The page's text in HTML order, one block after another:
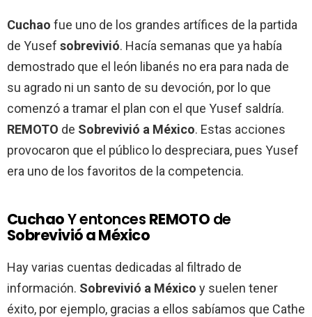
Cuchao fue uno de los grandes artífices de la partida
de Yusef sobrevivió. Hacía semanas que ya había
demostrado que el león libanés no era para nada de
su agrado ni un santo de su devoción, por lo que
comenzó a tramar el plan con el que Yusef saldría.
REMOTO de Sobrevivió a México. Estas acciones
provocaron que el público lo despreciara, pues Yusef
era uno de los favoritos de la competencia.
CuchaoY entonces REMOTO de
Sobrevivió a México
Hay varias cuentas dedicadas al filtrado de
información. Sobrevivió a México y suelen tener
éxito, por ejemplo, gracias a ellos sabíamos que Cathe